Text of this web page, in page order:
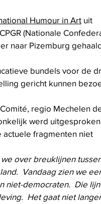
Humour in Art uit
(Nationale
naar Pizemburg
bundels voor de
gericht kunnen
regio Mechelen
werd
actuele fragmenten niet
over breuklijnen
Vandaag zien we
niet-democraten.  Die lijn
Het gaat niet